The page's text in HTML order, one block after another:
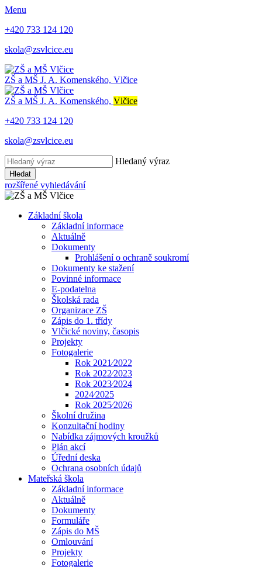
Menu
+420 733 124 120
skola@zsvlcice.eu
ZŠ a MŠ J. A. Komenského, Vlčice
ZŠ a MŠ J. A. Komenského, Vlčice
+420 733 124 120
skola@zsvlcice.eu
Hledaný výraz
Hledat
rozšířené vyhledávání
Základní škola
Základní informace
Aktuálně
Dokumenty
Prohlášení o ochraně soukromí
Dokumenty ke stažení
Povinné informace
E-podatelna
Školská rada
Organizace ZŠ
Zápis do 1. třídy
Vlčické noviny, časopis
Projekty
Fotogalerie
Rok 2021⁄2022
Rok 2022⁄2023
Rok 2023⁄2024
2024⁄2025
Rok 2025⁄2026
Školní družina
Konzultační hodiny
Nabídka zájmových kroužků
Plán akcí
Úřední deska
Ochrana osobních údajů
Mateřská škola
Základní informace
Aktuálně
Dokumenty
Formuláře
Zápis do MŠ
Omlouvání
Projekty
Fotogalerie